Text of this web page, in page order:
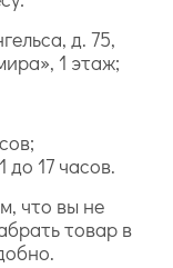
д. 75,
1 этаж;
до 17 часов.
что вы не
товар в